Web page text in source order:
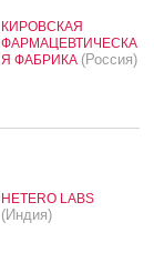
КИРОВСКАЯ
ФАРМАЦЕВТИЧЕСКА
Я ФАБРИКА (Россия)
HETERO LABS
(Индия)